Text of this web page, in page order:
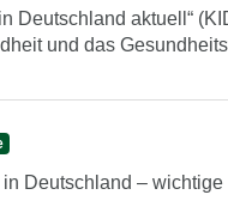
Deutschland aktuell“
und das
Deutschland –